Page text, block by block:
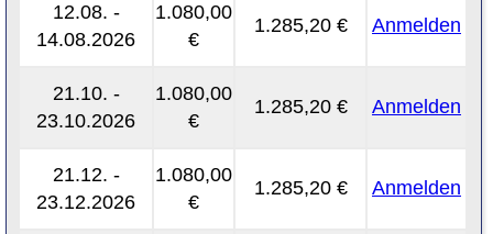
12.08. -
14.08.2026
1.080,00
€
1.285,20 € Anmelden
21.10. -
23.10.2026
1.080,00
€
1.285,20 € Anmelden
21.12. -
23.12.2026
1.080,00
€
1.285,20 € Anmelden